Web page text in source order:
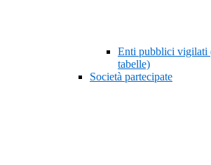
Enti pubblici vigilati
tabelle)
Società partecipate